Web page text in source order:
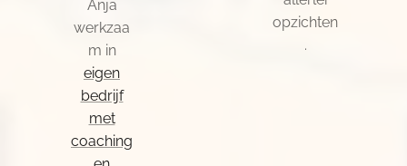
Anja
werkzaa
m in
eigen
bedrijf
met
coaching
opzichten
.